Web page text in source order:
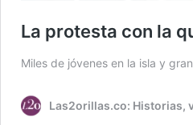
La protesta con la
Miles de jóvenes en la isla y
Las2orillas.co: Historias,